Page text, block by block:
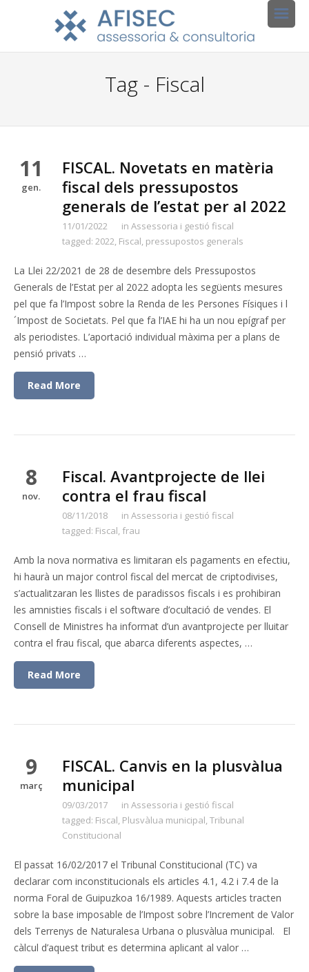
Tag - Fiscal
11
gen.
FISCAL. Novetats en matèria
fiscal dels pressupostos
generals de l’estat per al 2022
11/01/2022 in Assessoria i gestió fiscal
tagged: 2022, Fiscal, pressupostos generals
La Llei 22/2021 de 28 de desembre dels Pressupostos
Generals de l’Estat per al 2022 adopta les següents mesures
pel que fa l’Impost sobre la Renda de les Persones Físiques i l
´Impost de Societats. Pel que fa l’IAE hi ha un nou epígraf per
als periodistes. L’aportació individual màxima per a plans de
pensió privats …
Read More
8
nov.
Fiscal. Avantprojecte de llei
contra el frau fiscal
08/11/2018 in Assessoria i gestió fiscal
tagged: Fiscal, frau
Amb la nova normativa es limitaran els pagaments en efectiu,
hi haurà un major control fiscal del mercat de criptodivises,
s’actualitzaran les llistes de paradissos fiscals i es prohibiran
les amnisties fiscals i el software d’ocultació de vendes. El
Consell de Ministres ha informat d’un avantprojecte per lluitar
contra el frau fiscal, que abarca diferents aspectes, …
Read More
9
març
FISCAL. Canvis en la plusvàlua
municipal
09/03/2017 in Assessoria i gestió fiscal
tagged: Fiscal, Plusvàlua municipal,Tribunal
Constitucional
El passat 16/02/2017 el Tribunal Constitucional (TC) va
declarar com inconstitucionals els articles 4.1, 4.2 i 7.4 de la
norma Foral de Guipuzkoa 16/1989. Aquests articles tracten
sobre la base imposable de l’Impost sobre l’Increment de Valor
dels Terrenys de Naturalesa Urbana o plusvàlua municipal. El
càlcul d’aquest tribut es determina aplicant al valor …